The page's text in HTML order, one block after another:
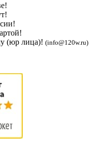
(юр лица)! (info@120w.ru)